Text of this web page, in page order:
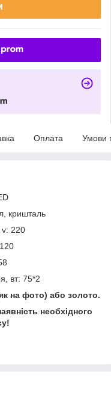
Оплата Умови
кришталь
v: 220
вт: 75*2
на фото) або золото.
необхідного